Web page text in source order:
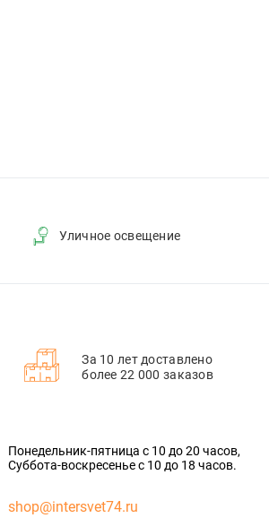
Уличное освещение
За 10 лет доставлено
более 22 000 заказов
Понедельник-пятница с 10 до 20 часов,
Суббота-воскресенье с 10 до 18 часов.
shop@intersvet74.ru